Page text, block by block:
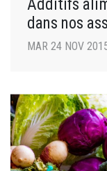
Additifs
dans nos
MAR 24 NOV